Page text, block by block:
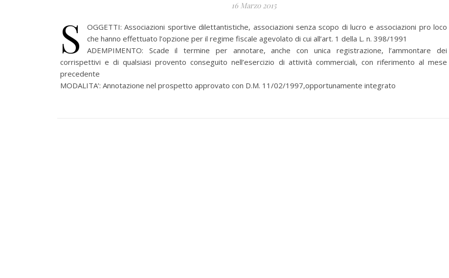
16 Marzo 2015
S
OGGETTI: Associazioni sportive dilettantistiche, associazioni senza scopo di lucro e associazioni pro loco
che hanno effettuato l’opzione per il regime fiscale agevolato di cui all’art. 1 della L. n. 398/1991
ADEMPIMENTO: Scade il termine per annotare, anche con unica registrazione, l’ammontare dei
corrispettivi e di qualsiasi provento conseguito nell’esercizio di attività commerciali, con riferimento al mese
precedente
MODALITA’: Annotazione nel prospetto approvato con D.M. 11/02/1997,opportunamente integrato